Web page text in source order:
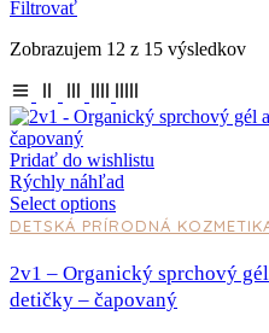
Filtrovať
Zobrazujem 12 z 15 výsledkov
Pridať do wishlistu
Rýchly náhľad
Select options
DETSKÁ PRÍRODNÁ
2v1 – Organický sprchový
detičky – čapovaný